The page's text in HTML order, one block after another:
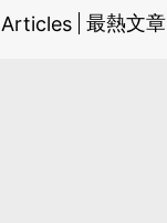
最熱文章